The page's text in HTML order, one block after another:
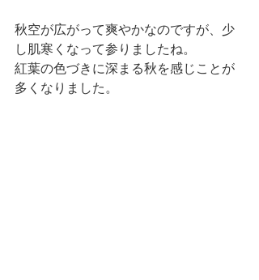
秋空が広がって爽やかなのですが、少
し肌寒くなって参りましたね。
紅葉の色づきに深まる秋を感じことが
多くなりました。